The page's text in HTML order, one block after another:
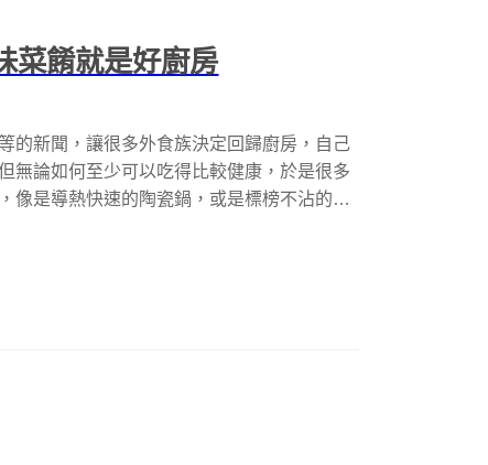
菜餚就是好廚房
的新聞，讓很多外食族決定回歸廚房，自己
無論如何至少可以吃得比較健康，於是很多
像是導熱快速的陶瓷鍋，或是標榜不沾的